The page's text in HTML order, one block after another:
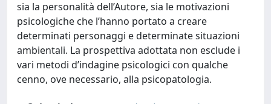
sia la personalità dell’Autore, sia le motivazioni
psicologiche che l’hanno portato a creare
determinati personaggi e determinate situazioni
ambientali. La prospettiva adottata non esclude i
vari metodi d’indagine psicologici con qualche
cenno, ove necessario, alla psicopatologia.